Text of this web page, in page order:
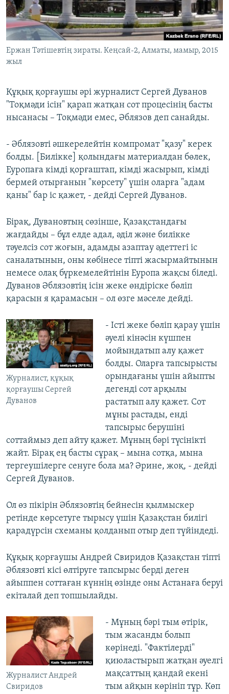
Ержан Тәтішевтің зираты. Кеңсай-2, Алматы, мамыр, 2015
жыл
Құқық қорғаушы әрі журналист Сергей Дуванов
"Тоқмәди ісін" қарап жатқан сот процесінің басты
нысанасы – Тоқмәди емес, Әблязов деп санайды.
- Әблязовті әшкерелейтін компромат "қазу" керек
болды. [Билікке] қолындағы материалдан бөлек,
Еуропаға кімді қорғаштап, кімді жасырып, кімді
бермей отырғанын "көрсету" үшін оларға "адам
қаны" бар іс қажет, - дейді Сергей Дуванов.
Бірақ, Дувановтың сөзінше, Қазақстандағы
жағдайды – бұл елде адал, әділ және билікке
тәуелсіз сот жоғын, адамды азаптау әдеттегі іс
саналатынын, оны көбінесе тіпті жасырмайтынын
немесе олақ бүркемелейтінін Еуропа жақсы біледі.
Дуванов Әблязовтің ісін жеке өндіріске бөліп
қарасын я қарамасын – ол өзге мәселе дейді.
Журналист, құқық
қорғаушы Сергей
Дуванов
- Істі жеке бөліп қарау үшін
әуелі кінәсін күшпен
мойындатып алу қажет
болды. Оларға тапсырысты
орындағаны үшін айыпты
дегенді сот арқылы
растатып алу қажет. Сот
мұны растады, енді
тапсырыс берушіні
соттаймыз деп айту қажет. Мұның бәрі түсінікті
жайт. Бірақ ең басты сұрақ – мына сотқа, мына
тергеушілерге сенуге бола ма? Әрине, жоқ, - дейді
Сергей Дуванов.
Ол өз пікірін Әблязовтің бейнесін қылмыскер
ретінде көрсетуге тырысу үшін Қазақстан билігі
қарадүрсін схеманы қолданып отыр деп түйіндеді.
Құқық қорғаушы Андрей Свиридов Қазақстан тіпті
Әблязовті кісі өлтіруге тапсырыс берді деген
айыппен соттаған күннің өзінде оны Астанаға беруі
екіталай деп топшылайды.
Журналист Андрей
Свиридов
- Мұның бәрі тым өтірік,
тым жасанды болып
көрінеді. "Фактілерді"
қиюластырып жатқан әуелгі
мақсаттың қандай екені
тым айқын көрініп тұр. Көп